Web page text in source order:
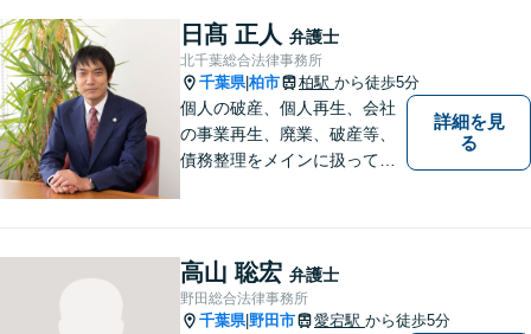
供いたします。
日髙 正人 弁護士
北千葉総合法律事務所
千葉県|柏市 柏駅 から徒歩5分
個人の破産、個人再生、会社
の事業再生、廃業、破産等、
債務整理をメインに扱ってお
私的整理も取扱い可能です。
債務に関する初回相談は無料
です。
詳細を見
る
高山 聡宏 弁護士
野田総合法律事務所
千葉県| 野田市 愛宕駅 から徒歩5分